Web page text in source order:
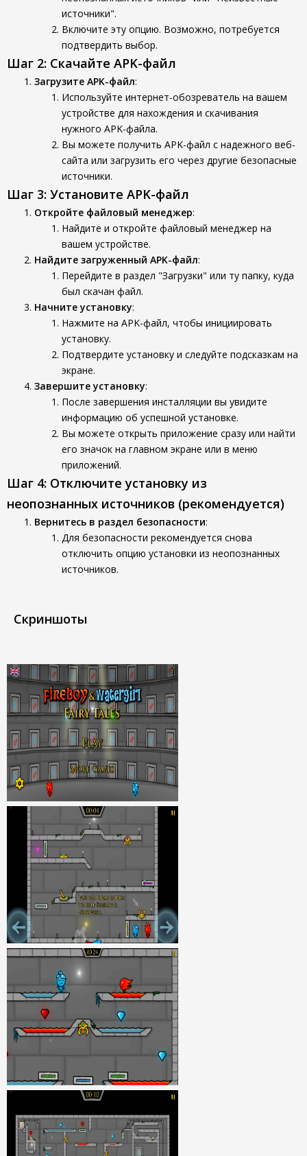
источники".
Включите эту опцию. Возможно, потребуется
подтвердить выбор.
Шаг 2: Скачайте APK-файл
Загрузите APK-файл:
Используйте интернет-обозреватель на вашем
устройстве для нахождения и скачивания
нужного APK-файла.
Вы можете получить APK-файл с надежного веб-
сайта или загрузить его через другие безопасные
источники.
Шаг 3: Установите APK-файл
Откройте файловый менеджер:
Найдите и откройте файловый менеджер на
вашем устройстве.
Найдите загруженный APK-файл:
Перейдите в раздел "Загрузки" или ту папку, куда
был скачан файл.
Начните установку:
Нажмите на APK-файл, чтобы инициировать
установку.
Подтвердите установку и следуйте подсказкам на
экране.
Завершите установку:
После завершения инсталляции вы увидите
информацию об успешной установке.
Вы можете открыть приложение сразу или найти
его значок на главном экране или в меню
приложений.
Шаг 4: Отключите установку из
неопознанных источников (рекомендуется)
Вернитесь в раздел безопасности:
Для безопасности рекомендуется снова
отключить опцию установки из неопознанных
источников.
Скриншоты